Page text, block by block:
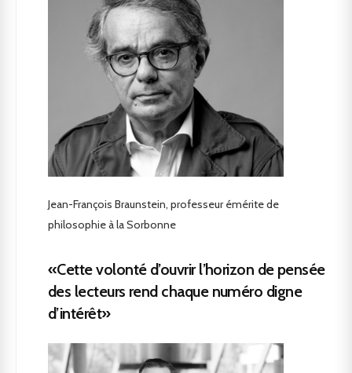
Jean-François Braunstein, professeur émérite de
philosophie à la Sorbonne
«Cette volonté d’ouvrir l’horizon de pensée
des lecteurs rend chaque numéro digne
d’intérêt»